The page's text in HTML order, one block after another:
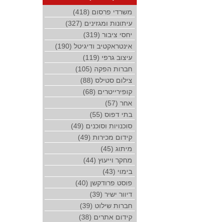
משרדי פרסום (418)
עיתונות ומגזינים (327)
יחסי ציבור (319)
אינטראקטיב ודיגיטל (190)
עיצוב גרפי (119)
חברות הפקה (105)
צילום סטילס (88)
קופירייטרים (68)
אחר (57)
בתי דפוס (55)
סוכנויות וסוכנים (49)
קידום מכירות (49)
מיתוג (45)
מחקר וייעוץ (44)
בימוי (43)
פוסט פרודקשן (40)
דיוור ישיר (39)
חברות שילוט (39)
קידום אתרים (38)